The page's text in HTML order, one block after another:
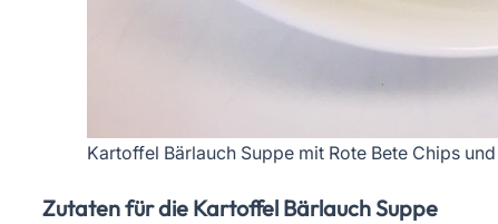
Kartoffel Bärlauch Suppe mit Rote Bete Chips
Zutaten für die Kartoffel Bärlauch Suppe